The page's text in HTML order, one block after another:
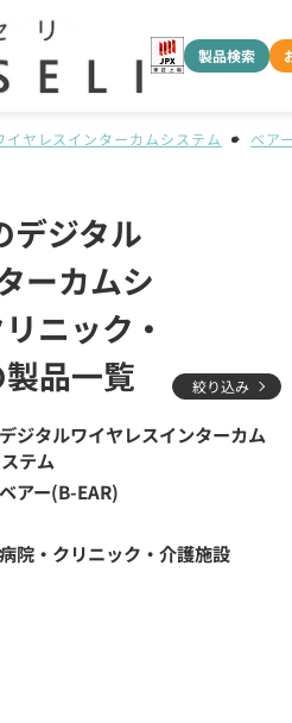
製品検索
イヤレスインターカムシステム ベア
デジタル
ーカムシ
ニック・
品一覧
絞り込み
デジタルワイヤレスインターカム
テム
ベアー(B-EAR)
病院・クリニック・介護施設